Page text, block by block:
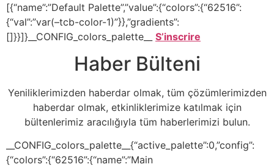
[{“name”:”Default Palette”,”value”:{“colors”:{“62516”:
{“val”:”var(–tcb-color-1)”}},”gradients”:
[]}}]}__CONFIG_colors_palette__ S’inscrire
Haber Bülteni
Yeniliklerimizden haberdar olmak, tüm çözümlerimizden
haberdar olmak, etkinliklerimize katılmak için
bültenlerimiz aracılığıyla tüm haberlerimizi bulun.
__CONFIG_colors_palette__{“active_palette”:0,”config”:
{“colors”:{“62516”:{“name”:”Main